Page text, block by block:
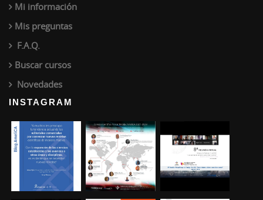
Mi información
Mis preguntas
F.A.Q.
Buscar cursos
Novedades
INSTAGRAM